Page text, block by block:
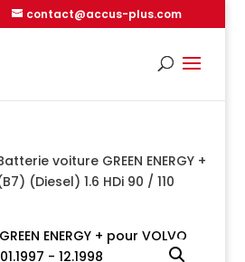
contact@accus-plus.com
voiture GREEN ENERGY +
(Diesel) 1.6 HDi 90 / 110